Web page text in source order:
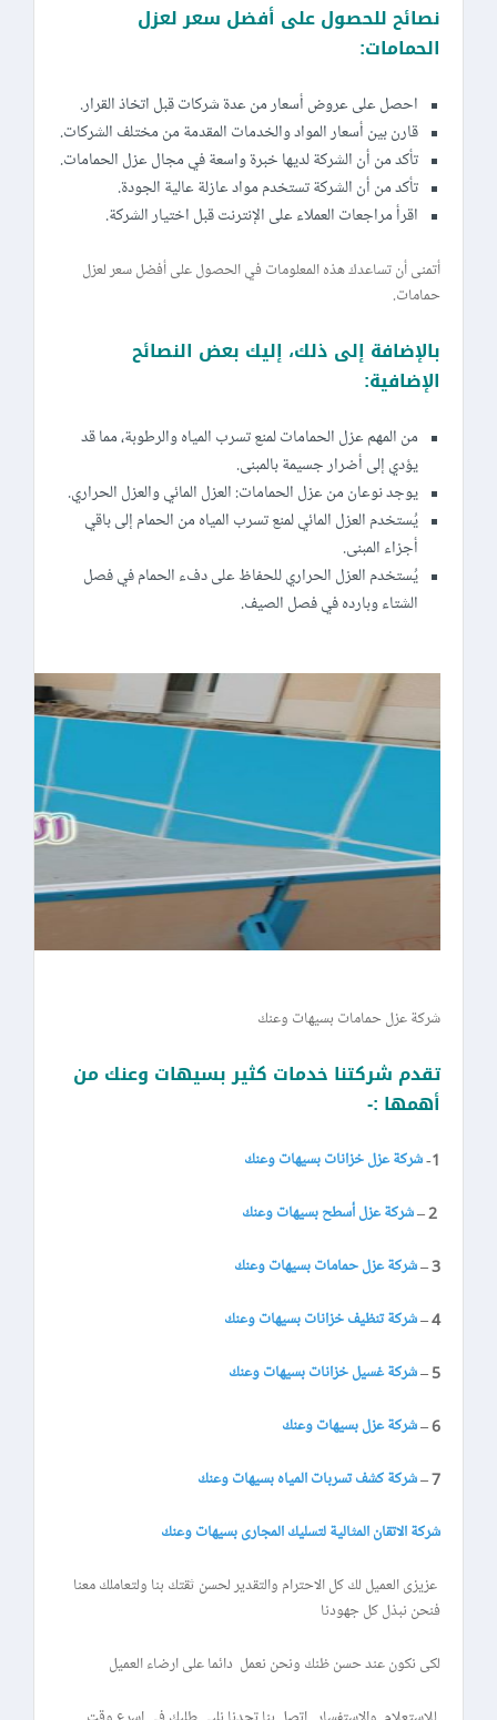
نصائح للحصول على أفضل سعر لعزل
الحمامات:
احصل على عروض أسعار من عدة شركات قبل اتخاذ القرار.
قارن بين أسعار المواد والخدمات المقدمة من مختلف الشركات.
تأكد من أن الشركة لديها خبرة واسعة في مجال عزل الحمامات.
تأكد من أن الشركة تستخدم مواد عازلة عالية الجودة.
اقرأ مراجعات العملاء على الإنترنت قبل اختيار الشركة.
أتمنى أن تساعدك هذه المعلومات في الحصول على أفضل سعر لعزل
حمامات.
بالإضافة إلى ذلك، إليك بعض النصائح
الإضافية:
من المهم عزل الحمامات لمنع تسرب المياه والرطوبة، مما قد
يؤدي إلى أضرار جسيمة بالمبنى.
يوجد نوعان من عزل الحمامات: العزل المائي والعزل الحراري.
يُستخدم العزل المائي لمنع تسرب المياه من الحمام إلى باقي
أجزاء المبنى.
يُستخدم العزل الحراري للحفاظ على دفء الحمام في فصل
الشتاء وبارده في فصل الصيف.
شركة عزل حمامات بسيهات وعنك
تقدم شركتنا خدمات كثير بسيهات وعنك من
أهمها :-
1- شركة عزل خزانات بسيهات وعنك
شركة عزل أسطح بسيهات وعنك
3 – شركة عزل حمامات بسيهات وعنك
4 – شركة تنظيف خزانات بسيهات وعنك
5 – شركة غسيل خزانات بسيهات وعنك
6 – شركة عزل بسيهات وعنك
7 – شركة كشف تسربات المياه بسيهات وعنك
شركة الاتقان المثالية لتسليك المجارى بسيهات وعنك
عزيزى العميل لك كل الاحترام والتقدير لحسن ثقتك بنا ولتعاملك معنا
فنحن نبذل كل جهودنا
لكى نكون عند حسن ظنك ونحن نعمل دائما على ارضاء العميل